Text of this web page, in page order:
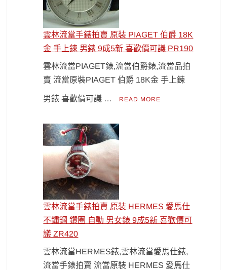
雲林流當手錶拍賣 原裝 PIAGET 伯爵 18K
金 手上鍊 男錶 9成5新 喜歡價可議 PR190
雲林流當PIAGET錶,流當伯爵錶,流當品拍
賣 流當原裝PIAGET 伯爵 18K金 手上鍊
男錶 喜歡價可議 … READ MORE
雲林流當手錶拍賣 原裝 HERMES 愛馬仕
不鏽鋼 鑽圈 自動 男女錶 9成5新 喜歡價可
議 ZR420
雲林流當HERMES錶,雲林流當愛馬仕錶,
流當手錶拍賣 流當原裝 HERMES 愛馬仕